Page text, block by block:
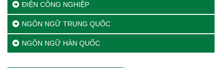
ĐIỆN CÔNG NGHIỆP
NGÔN NGỮ TRUNG QUỐC
NGÔN NGỮ HÀN QUỐC